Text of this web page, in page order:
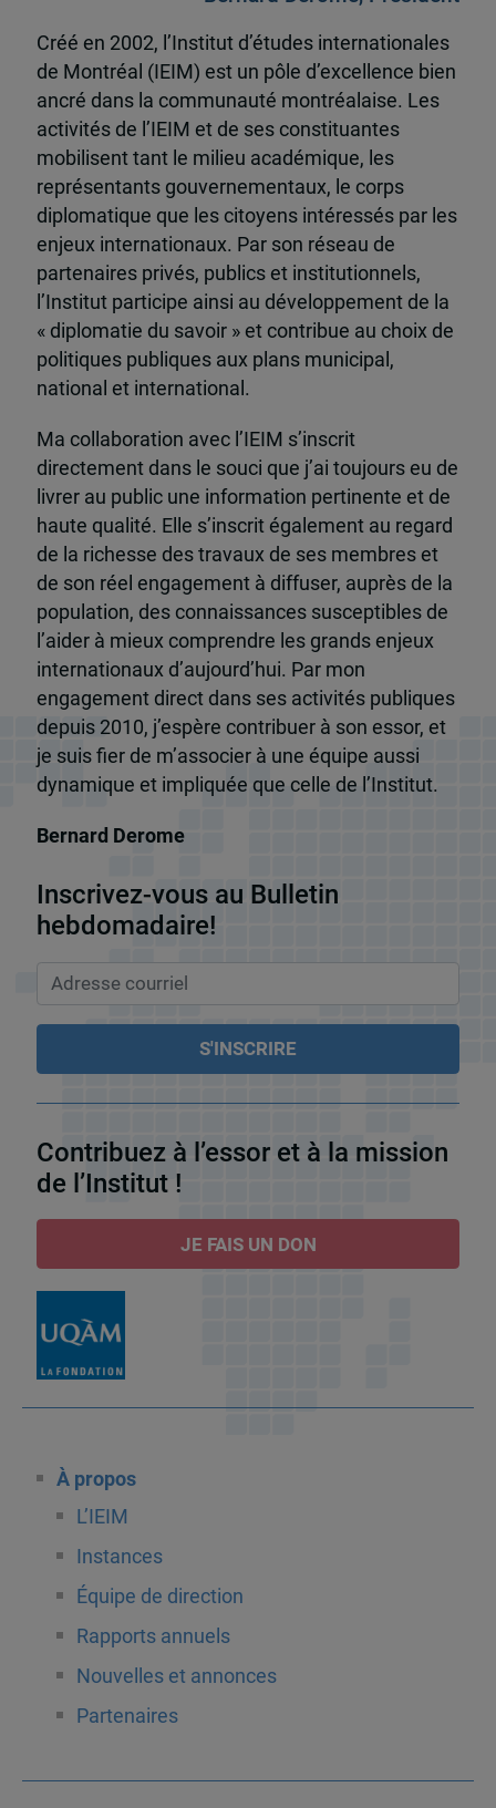
Créé en 2002, l’Institut d’études internationales
de Montréal (IEIM) est un pôle d’excellence bien
ancré dans la communauté montréalaise. Les
activités de l’IEIM et de ses constituantes
mobilisent tant le milieu académique, les
représentants gouvernementaux, le corps
diplomatique que les citoyens intéressés par les
enjeux internationaux. Par son réseau de
partenaires privés, publics et institutionnels,
l’Institut participe ainsi au développement de la
« diplomatie du savoir » et contribue au choix de
politiques publiques aux plans municipal,
national et international.
Ma collaboration avec l’IEIM s’inscrit
directement dans le souci que j’ai toujours eu de
livrer au public une information pertinente et de
haute qualité. Elle s’inscrit également au regard
de la richesse des travaux de ses membres et
de son réel engagement à diffuser, auprès de la
population, des connaissances susceptibles de
l’aider à mieux comprendre les grands enjeux
internationaux d’aujourd’hui. Par mon
engagement direct dans ses activités publiques
depuis 2010, j’espère contribuer à son essor, et
je suis fier de m’associer à une équipe aussi
dynamique et impliquée que celle de l’Institut.
Bernard Derome
Inscrivez-vous au Bulletin
hebdomadaire!
Contribuez à l’essor et à la mission
de l’Institut !
JE FAIS UN DON
À propos
L’IEIM
Instances
Équipe de direction
Rapports annuels
Nouvelles et annonces
Partenaires